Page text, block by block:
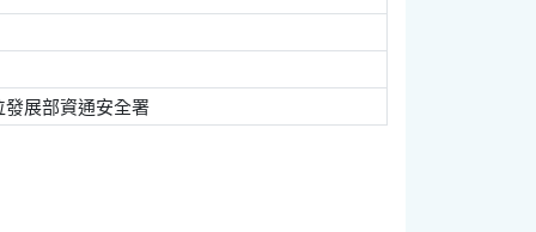
發展部資通安全署